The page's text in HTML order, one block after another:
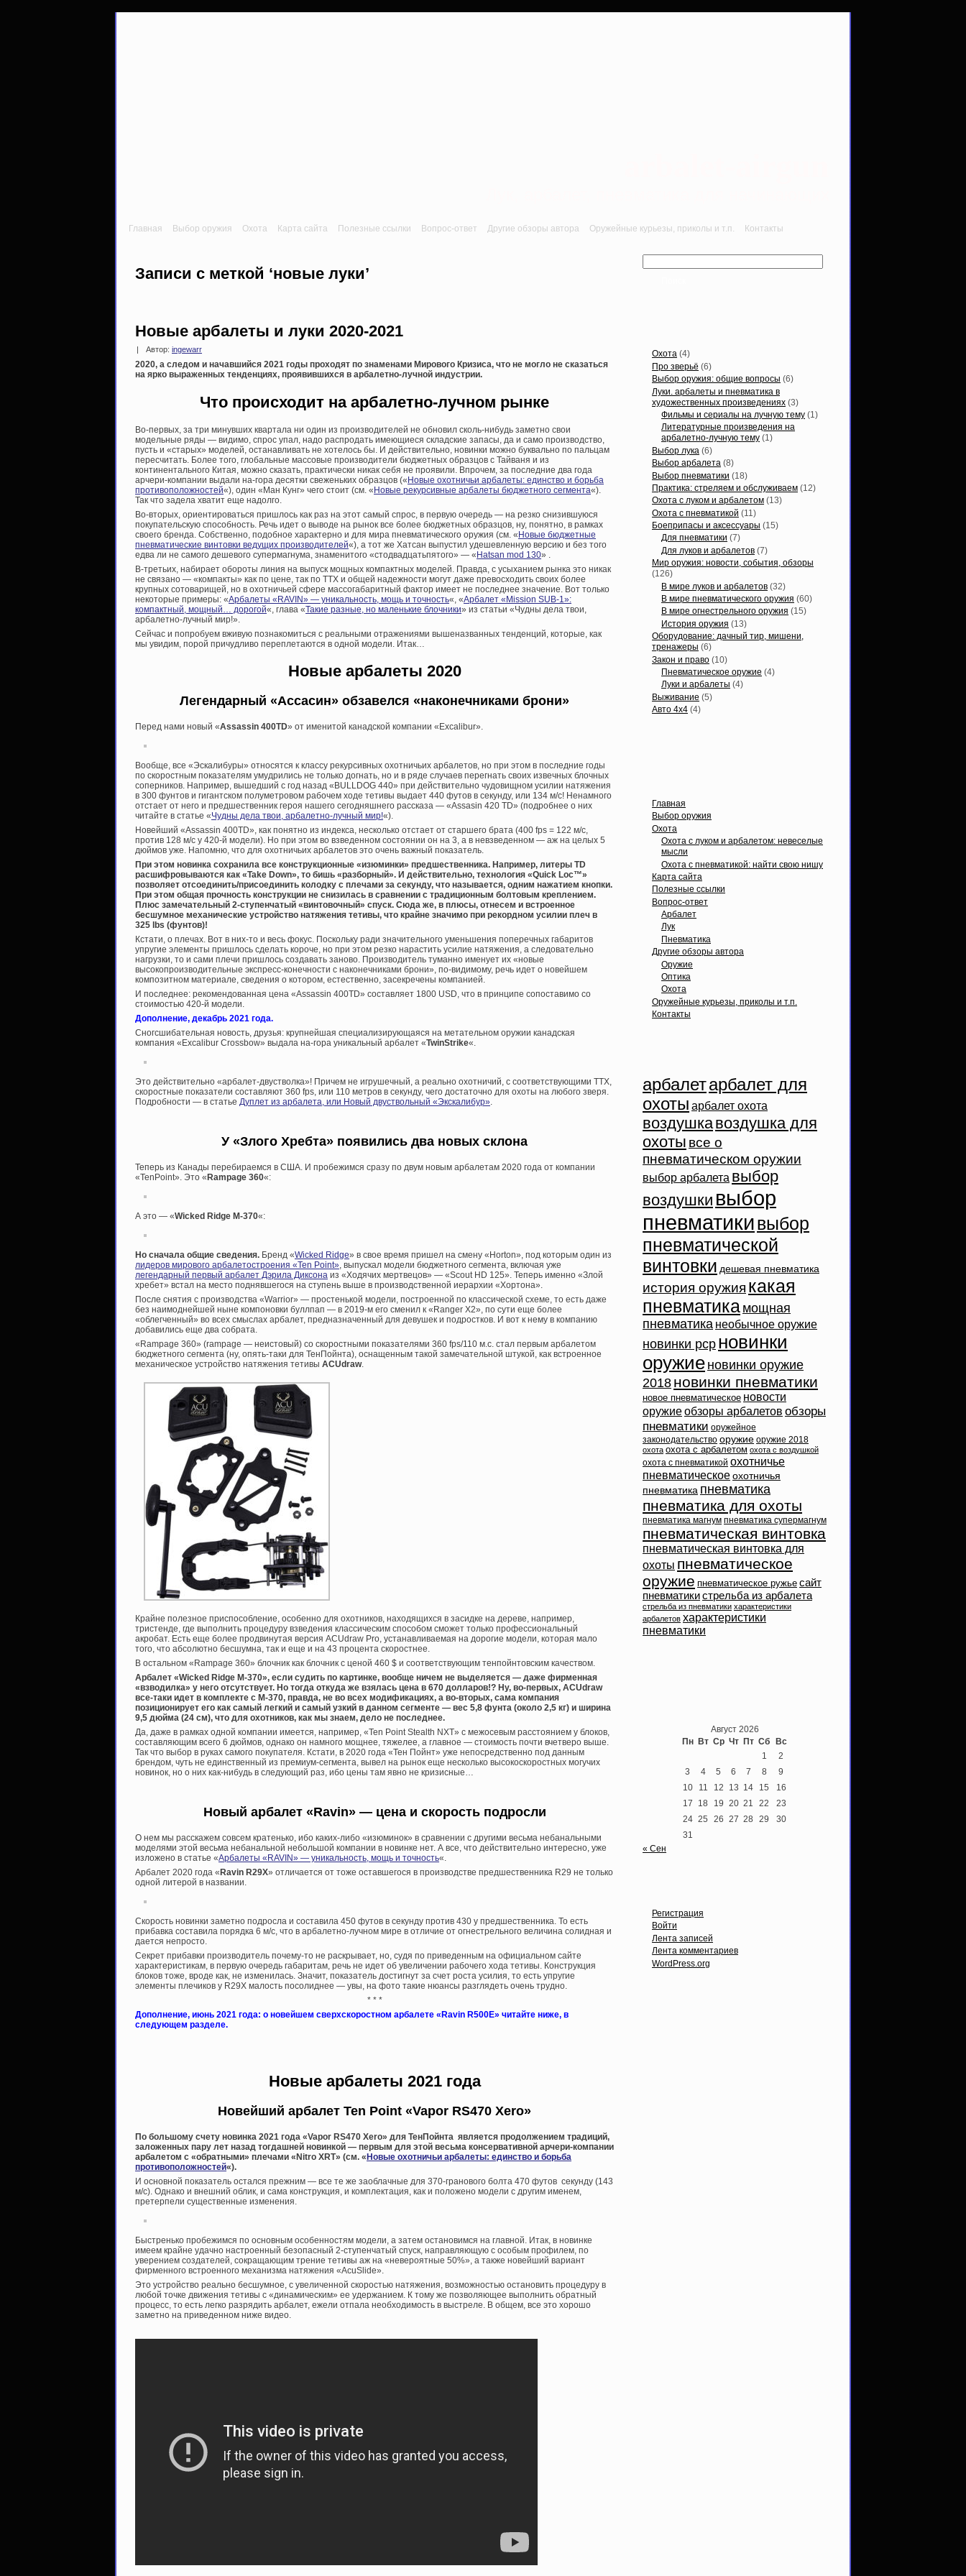
Главная Выбор оружия Охота Карта сайта Полезные ссылки Вопрос-ответ Другие обзоры автора Оружейные курьезы, приколы и т.п. Контакты
Записи с меткой ‘новые луки’
Новые арбалеты и луки 2020-2021
Автор: ingewarr
2020, а следом и начавшийся 2021 годы проходят по знаменами Мирового Кризиса, что не могло не сказаться
на ярко выраженных тенденциях, проявившихся в арбалетно-лучной индустрии.
Что происходит на арбалетно-лучном рынке
Во-первых, за три минувших квартала ни один из производителей не обновил сколь-нибудь заметно свои
модельные ряды — видимо, спрос упал, надо распродать имеющиеся складские запасы, да и само производство,
пусть и «старых» моделей, останавливать не хотелось бы. И действительно, новинки можно буквально по пальцам
пересчитать. Более того, глобальные массовые производители бюджетных образцов с Тайваня и из
континентального Китая, можно сказать, практически никак себя не проявили. Впрочем, за последние два года
арчери-компании выдали на-гора десятки свеженьких образцов («Новые охотничьи арбалеты: единство и борьба
противоположностей«), один «Ман Кунг» чего стоит (см. «Новые рекурсивные арбалеты бюджетного сегмента«).
Так что задела хватит еще надолго.
Во-вторых, ориентироваться пришлось как раз на этот самый спрос, в первую очередь — на резко снизившуюся
покупательскую способность. Речь идет о выводе на рынок все более бюджетных образцов, ну, понятно, в рамках
своего бренда. Собственно, подобное характерно и для мира пневматического оружия (см. «Новые бюджетные
пневматические винтовки ведущих производителей«), а тот же Хатсан выпустил удешевленную версию и без того
едва ли не самого дешевого супермагнума, знаменитого «стодвадцатьпятого» — «Hatsan mod 130» .
В-третьих, набирает обороты линия на выпуск мощных компактных моделей. Правда, с усыханием рынка это никак
не связано — «компакты» как по цене, так по ТТХ и общей надежности могут даже превосходить своих более
крупных сотоварищей, но в охотничьей сфере массогабаритный фактор имеет не последнее значение. Вот только
некоторые примеры: «Арбалеты «RAVIN» — уникальность, мощь и точность«, «Арбалет «Mission SUB-1»:
компактный, мощный… дорогой«, глава «Такие разные, но маленькие блочники» из статьи «Чудны дела твои,
арбалетно-лучный мир!».
Сейчас и попробуем вживую познакомиться с реальными отражениями вышеназванных тенденций, которые, как
мы увидим, порой причудливо переплетаются в одной модели. Итак…
Новые арбалеты 2020
Легендарный «Ассасин» обзавелся «наконечниками брони»
Перед нами новый «Assassin 400TD» от именитой канадской компании «Excalibur».
Вообще, все «Эскалибуры» относятся к классу рекурсивных охотничьих арбалетов, но при этом в последние годы
по скоростным показателям умудрились не только догнать, но и в ряде случаев перегнать своих извечных блочных
соперников. Например, вышедший с год назад «BULLDOG 440» при действительно чудовищном усилии натяжения
в 300 фунтов и гигантском полуметровом рабочем ходе тетивы выдает 440 футов в секунду, или 134 м/с! Ненамного
отстает от него и предшественник героя нашего сегодняшнего рассказа — «Assasin 420 TD» (подробнее о них
читайте в статье «Чудны дела твои, арбалетно-лучный мир!«).
Новейший «Assassin 400TD», как понятно из индекса, несколько отстает от старшего брата (400 fps = 122 м/с,
против 128 м/с у 420-й модели). Но при этом во взведенном состоянии он на 3, а в невзведенном — аж на целых 5
дюймов уже. Напомню, что для охотничьих арбалетов это очень важный показатель.
При этом новинка сохранила все конструкционные «изюминки» предшественника. Например, литеры TD
расшифровываются как «Take Down», то бишь «разборный». И действительно, технология «Quick Loc™»
позволяет отсоединить/присоединить колодку с плечами за секунду, что называется, одним нажатием кнопки.
При этом общая прочность конструкции не снизилась в сравнении с традиционным болтовым креплением.
Плюс замечательный 2-ступенчатый «винтовочный» спуск. Сюда же, в плюсы, отнесем и встроенное
бесшумное механические устройство натяжения тетивы, что крайне значимо при рекордном усилии плеч в
325 lbs (фунтов)!
Кстати, о плечах. Вот в них-то и весь фокус. Поскольку ради значительного уменьшения поперечных габаритов
упругие элементы пришлось сделать короче, но при этом резко нарастить усилие натяжения, а следовательно
нагрузки, то и сами плечи пришлось создавать заново. Производитель туманно именует их «новые
высокопроизводительные экспресс-конечности с наконечниками брони», по-видимому, речь идет о новейшем
композитном материале, сведения о котором, естественно, засекречены компанией.
И последнее: рекомендованная цена «Assassin 400TD» составляет 1800 USD, что в принципе сопоставимо со
стоимостью 420-й модели.
Дополнение, декабрь 2021 года.
Сногсшибательная новость, друзья: крупнейшая специализирующаяся на метательном оружии канадская
компания «Excalibur Crossbow» выдала на-гора уникальный арбалет «TwinStrike«.
Это действительно «арбалет-двустволка»! Причем не игрушечный, а реально охотничий, с соответствующими ТТХ,
скоростные показатели составляют 360 fps, или 110 метров в секунду, чего достаточно для охоты на любого зверя.
Подробности — в статье Дуплет из арбалета, или Новый двуствольный «Экскалибур».
У «Злого Хребта» появились два новых склона
Теперь из Канады перебираемся в США. И пробежимся сразу по двум новым арбалетам 2020 года от компании
«TenPoint». Это « Rampage 360«:
А это — «Wicked Ridge M-370«:
Но сначала общие сведения. Бренд «Wicked Ridge» в свое время пришел на смену «Horton», под которым один из
лидеров мирового арбалетостроения «Ten Point», выпускал модели бюджетного сегмента, включая уже
легендарный первый арбалет Дэрила Диксона из «Ходячих мертвецов» — «Scout HD 125». Теперь именно «Злой
хребет» встал на место поднявшегося на ступень выше в производственной иерархии «Хортона».
После снятия с производства «Warrior» — простенькой модели, построенной по классической схеме, то есть даже
без наимоднейшей ныне компоновки буллпап — в 2019-м его сменил к «Ranger X2», по сути еще более
«облегченный» во всех смыслах арбалет, предназначенный для девушек и подростков. И вот к нему в компанию
добавились еще два собрата.
«Rampage 360» (rampage — неистовый) со скоростными показателями 360 fps/110 м.с. стал первым арбалетом
бюджетного сегмента (ну, опять-таки для ТенПойнта), оснащенным такой замечательной штукой, как встроенное
механическое устройство натяжения тетивы ACUdraw.
Крайне полезное приспособление, особенно для охотников, находящихся в засидке на дереве, например,
тристенде, где выполнить процедуру взведения классическим способом сможет только профессиональный
акробат. Есть еще более продвинутая версия ACUdraw Pro, устанавливаемая на дорогие модели, которая мало
того, что абсолютно бесшумна, так и еще и на 43 процента скоростнее.
В остальном «Rampage 360» блочник как блочник с ценой 460 $ и соответствующим тенпойнтовским качеством.
Арбалет «Wicked Ridge M-370», если судить по картинке, вообще ничем не выделяется — даже фирменная
«взводилка» у него отсутствует. Но тогда откуда же взялась цена в 670 долларов!? Ну, во-первых, ACUdraw
все-таки идет в комплекте с М-370, правда, не во всех модификациях, а во-вторых, сама компания
позиционирует его как самый легкий и самый узкий в данном сегменте — вес 5,8 фунта (около 2,5 кг) и ширина
9,5 дюйма (24 см), что для охотников, как мы знаем, дело не последнее.
Да, даже в рамках одной компании имеется, например, «Ten Point Stealth NXT» с межосевым расстоянием у блоков,
составляющим всего 6 дюймов, однако он намного мощнее, тяжелее, а главное — стоимость почти вчетверо выше.
Так что выбор в руках самого покупателя. Кстати, в 2020 года «Тен Пойнт» уже непосредственно под данным
брендом, чуть не единственный из премиум-сегмента, вывел на рынок еще несколько высокоскоростных могучих
новинок, но о них как-нибудь в следующий раз, ибо цены там явно не кризисные…
Новый арбалет «Ravin» — цена и скорость подросли
О нем мы расскажем совсем кратенько, ибо каких-либо «изюминок» в сравнении с другими весьма небанальными
моделями этой весьма небанальной небольшой компании в новинке нет. А все, что действительно интересно, уже
изложено в статье «Арбалеты «RAVIN» — уникальность, мощь и точность«.
Арбалет 2020 года « Ravin R29X» отличается от тоже оставшегося в производстве предшественника R29 не только
одной литерой в названии.
Скорость новинки заметно подросла и составила 450 футов в секунду против 430 у предшественника. То есть
прибавка составила порядка 6 м/с, что в арбалетно-лучном мире в отличие от огнестрельного величина солидная и
дается непросто.
Секрет прибавки производитель почему-то не раскрывает, но, судя по приведенным на официальном сайте
характеристикам, в первую очередь габаритам, речь не идет об увеличении рабочего хода тетивы. Конструкция
блоков тоже, вроде как, не изменилась. Значит, показатель достигнут за счет роста усилия, то есть упругие
элементы плечиков у R29X малость посолиднее — увы, на фото такие нюансы разглядеть очень трудно.
* * *
Дополнение, июнь 2021 года: о новейшем сверхскоростном арбалете «Ravin R500E» читайте ниже, в
следующем разделе.
Новые арбалеты 2021 года
Новейший арбалет Ten Point «Vapor RS470 Xero»
По большому счету новинка 2021 года «Vapor RS470 Xero» для ТенПойнта является продолжением традиций,
заложенных пару лет назад тогдашней новинкой — первым для этой весьма консервативной арчери-компании
арбалетом с «обратными» плечами «Nitro XRT» (см. «Новые охотничьи арбалеты: единство и борьба
противоположностей«).
И основной показатель остался прежним — все те же заоблачные для 370-гранового болта 470 футов секунду (143
м/с). Однако и внешний облик, и сама конструкция, и комплектация, как и положено модели с другим именем,
претерпели существенные изменения.
Быстренько пробежимся по основным особенностям модели, а затем остановимся на главной. Итак, в новинке
имеем крайне удачно настроенный безопасный 2-ступенчатый спуск, направляющую с особым профилем, по
уверением создателей, сокращающим трение тетивы аж на «невероятные 50%», а также новейший вариант
фирменного встроенного механизма натяжения «AcuSlide».
Это устройство реально бесшумное, с увеличенной скоростью натяжения, возможностью остановить процедуру в
любой точке движения тетивы с «динамическим» ее удержанием. К тому же позволяющее выполнить обратный
процесс, то есть легко разрядить арбалет, ежели отпала необходимость в выстреле. В общем, все это хорошо
заметно на приведенном ниже видео.
Охота (4)
Про зверьё (6)
Выбор оружия: общие вопросы (6)
Луки. арбалеты и пневматика в
художественных произведениях (3)
Фильмы и сериалы на лучную тему (1)
Литературные произведения на
арбалетно-лучную тему (1)
Выбор лука (6)
Выбор арбалета (8)
Выбор пневматики (18)
Практика: стреляем и обслуживаем (12)
Охота с луком и арбалетом (13)
Охота с пневматикой (11)
Боеприпасы и аксессуары (15)
Для пневматики (7)
Для луков и арбалетов (7)
Мир оружия: новости, события, обзоры
(126)
В мире луков и арбалетов (32)
В мире пневматического оружия (60)
В мире огнестрельного оружия (15)
История оружия (13)
Оборудование: дачный тир, мишени,
тренажеры (6)
Закон и право (10)
Пневматическое оружие (4)
Луки и арбалеты (4)
Выживание (5)
Авто 4х4 (4)
Главная
Выбор оружия
Охота
Охота с луком и арбалетом: невеселые
мысли
Охота с пневматикой: найти свою нишу
Карта сайта
Полезные ссылки
Вопрос-ответ
Арбалет
Лук
Пневматика
Другие обзоры автора
Оружие
Оптика
Охота
Оружейные курьезы, приколы и т.п.
Контакты
арбалетарбалет для
охоты арбалет охота
воздушкавоздушка для
охоты все о
пневматическом оружии
выбор арбалета выбор
воздушки выбор
пневматикивыбор
пневматической
винтовки дешевая пневматика
история оружия какая
пневматика мощная
пневматика необычное оружие
новинки pcp новинки
оружие новинки оружие
2018 новинки пневматики
новое пневматическое новости
оружиеобзоры арбалетов обзоры
пневматики оружейное
законодательство оружие оружие 2018
охота охота с арбалетом охота с воздушкой
охота с пневматикой охотничье
пневматическое охотничья
пневматика пневматика
пневматика для охоты
пневматика магнум пневматика супермагнум
пневматическая винтовка
пневматическая винтовка для
охоты пневматическое
оружие пневматическое ружье сайт
пневматикистрельба из арбалета
стрельба из пневматики характеристики
арбалетов характеристики
пневматики
Август 2026
Пн Вт Ср Чт Пт Сб Вс
1
2
3
4 5 6 7 8
9
10
11 12 13 14 15
16
17
18 19 20 21 22
23
24 25 26 27 28 29
30
31
« Сен
Регистрация
Войти
Лента записей
Лента комментариев
WordPress.org